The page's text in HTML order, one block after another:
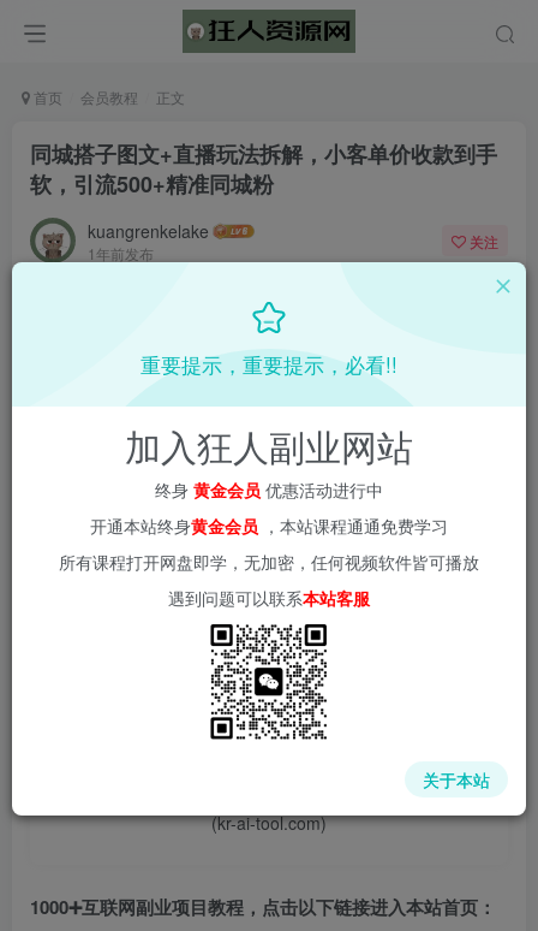
首页 会员教程 正文
同城搭子图文+直播玩法拆解，小客单价收款到手
软，引流500+精准同城粉
kuangrenkelake
1年前发布
关注
📌 1000➕互联网副业项目教程，更多网赚项目，点击以下
链接进入本站首页：
中赚网 - 分享各大收费VIP网赚项目和创业教程 - 狂人资源
(kr-ai-tool.com)
1000➕互联网副业项目教程，点击以下链接进入本站首页 ：
重要提示，重要提示，必看!!
加入狂人副业网站
终身 黄金会员 优惠活动进行中
开通本站终身黄金会员 ，本站课程通通免费学习
所有课程打开网盘即学，无加密，任何视频软件皆可播放
遇到问题可以联系本站客服
关于本站